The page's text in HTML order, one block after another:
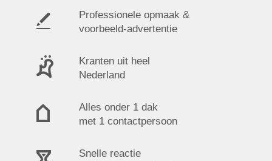
Professionele opmaak &
voorbeeld-advertentie
Kranten uit heel
Nederland
Alles onder 1 dak
met 1 contactpersoon
Snelle reactie